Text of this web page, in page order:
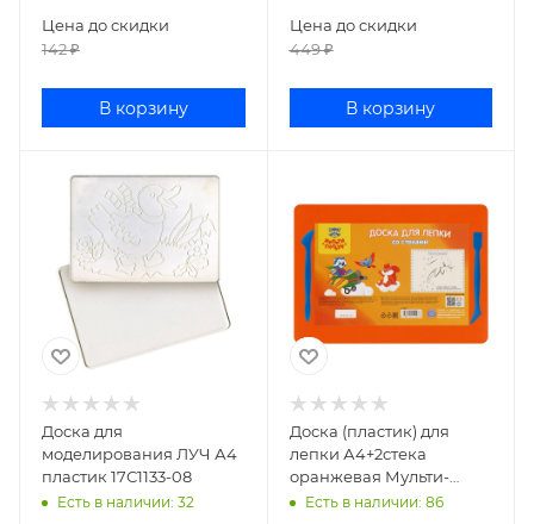
Цена до скидки
142₽
В корзину
Цена до скидки
449₽
В корзину
Доска для
моделирования ЛУЧ А4
пластик 17С1133-08
Есть в наличии: 32
Доска (пластик) для
лепки А4+2стека
оранжевая Мульти-
Пульти ДЛ_14426/
Есть в наличии: 86